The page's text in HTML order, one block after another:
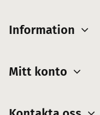
Information
Mitt konto